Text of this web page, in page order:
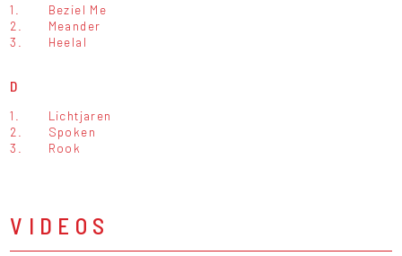
1.
Beziel Me
2.
Meander
3.
Heelal
D
1.
Lichtjaren
2.
Spoken
3.
Rook
VIDEOS